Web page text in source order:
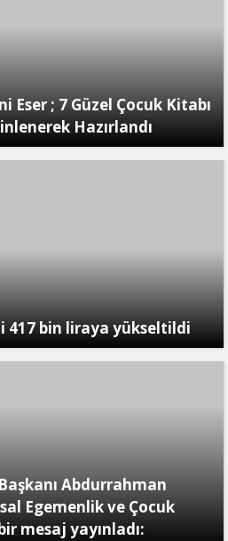
Eser ; 7 Güzel Çocuk Kitabı
Hazırlandı
417 bin liraya yükseltildi
Abdurrahman
Egemenlik ve Çocuk
mesaj yayınladı: